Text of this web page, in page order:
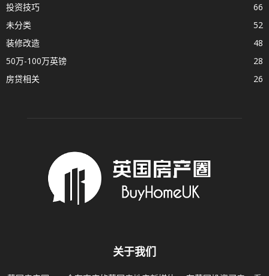
投资技巧
66
未分类
52
装修改造
48
50万-100万英镑
28
房贷相关
26
关于我们